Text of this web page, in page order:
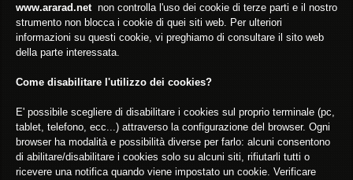
www.ararad.netnon controlla l'uso dei cookie di terze parti e il nostro
strumento non blocca i cookie di quei siti web. Per ulteriori
informazioni su questi cookie, vi preghiamo di consultare il sito web
della parte interessata.
Come disabilitare l'utilizzo dei cookies?
E' possibile scegliere di disabilitare i cookies sul proprio terminale (pc,
tablet, telefono, ecc...) attraverso la configurazione del browser. Ogni
browser ha modalità e possibilità diverse per farlo: alcuni consentono
di abilitare/disabilitare i cookies solo su alcuni siti, rifiutarli tutti o
ricevere una notifica quando viene impostato un cookie. Verificare